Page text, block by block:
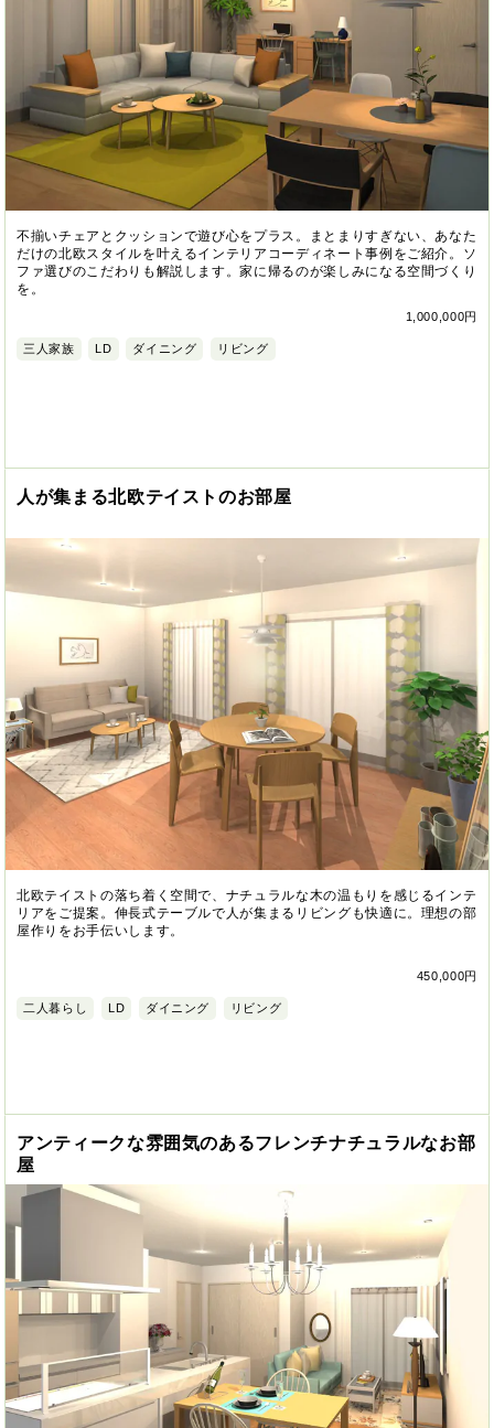
不揃いチェアとクッションで遊び心をプラス。まとまりすぎない、あなた
だけの北欧スタイルを叶えるインテリアコーディネート事例をご紹介。ソ
ファ選びのこだわりも解説します。家に帰るのが楽しみになる空間づくり
を。
1,000,000円
三人家族 LD ダイニング リビング
人が集まる北欧テイストのお部屋
北欧テイストの落ち着く空間で、ナチュラルな木の温もりを感じるインテ
リアをご提案。伸長式テーブルで人が集まるリビングも快適に。理想の部
屋作りをお手伝いします。
450,000円
二人暮らし LD ダイニング リビング
アンティークな雰囲気のあるフレンチナチュラルなお部
屋